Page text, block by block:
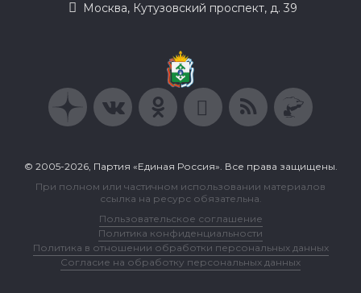
Москва, Кутузовский проспект, д. 39
© 2005-2026, Партия «Единая Россия». Все права защищены.
При полном или частичном использовании материалов
ссылка на ресурс обязательна.
Пользовательское соглашение
Политика конфиденциальности
Политика в отношении обработки персональных данных
Согласие на обработку персональных данных